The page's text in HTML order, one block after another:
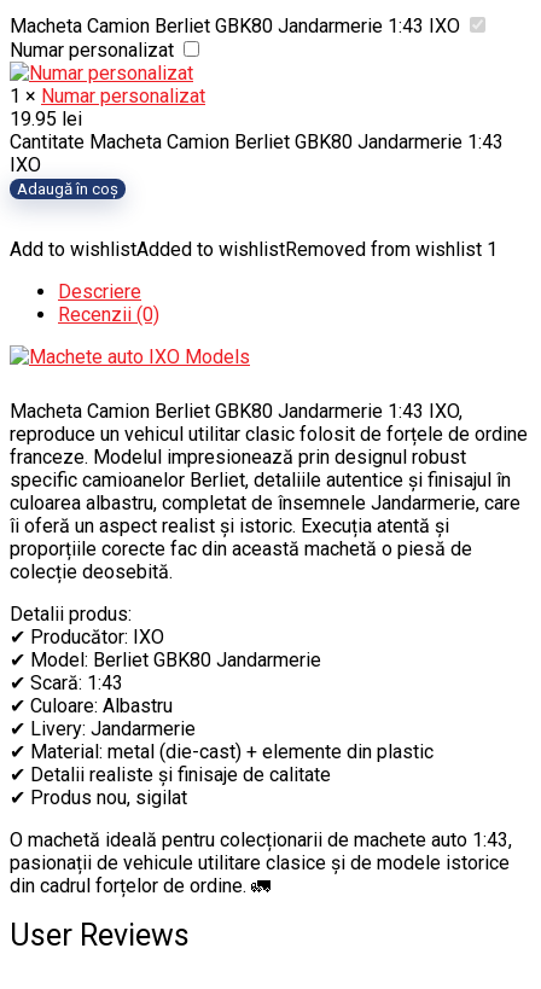
Macheta Camion Berliet GBK80 Jandarmerie 1:43 IXO
Numar personalizat
1 × Numar personalizat
19.95 lei
Cantitate Macheta Camion Berliet GBK80 Jandarmerie 1:43
IXO
Adaugă în coș
Add to wishlistAdded to wishlistRemoved from wishlist 1
Descriere
Recenzii (0)
Macheta Camion Berliet GBK80 Jandarmerie 1:43 IXO,
reproduce un vehicul utilitar clasic folosit de forțele de ordine
franceze. Modelul impresionează prin designul robust
specific camioanelor Berliet, detaliile autentice și finisajul în
culoarea albastru, completat de însemnele Jandarmerie, care
îi oferă un aspect realist și istoric. Execuția atentă și
proporțiile corecte fac din această machetă o piesă de
colecție deosebită.
Detalii produs:
✔ Producător: IXO
✔ Model: Berliet GBK80 Jandarmerie
✔ Scară: 1:43
✔ Culoare: Albastru
✔ Livery: Jandarmerie
✔ Material: metal (die-cast) + elemente din plastic
✔ Detalii realiste și finisaje de calitate
✔ Produs nou, sigilat
O machetă ideală pentru colecționarii de machete auto 1:43,
pasionații de vehicule utilitare clasice și de modele istorice
din cadrul forțelor de ordine. 🚛
User Reviews